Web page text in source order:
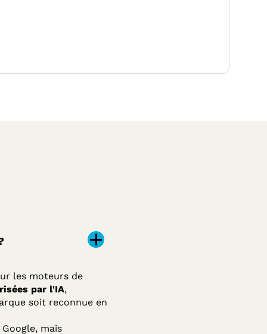
les moteurs de
par l'IA,
soit reconnue en
mais